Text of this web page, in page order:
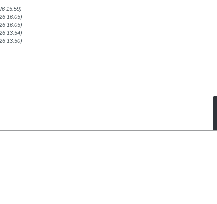
15:59)
16:05)
16:05)
13:54)
13:50)